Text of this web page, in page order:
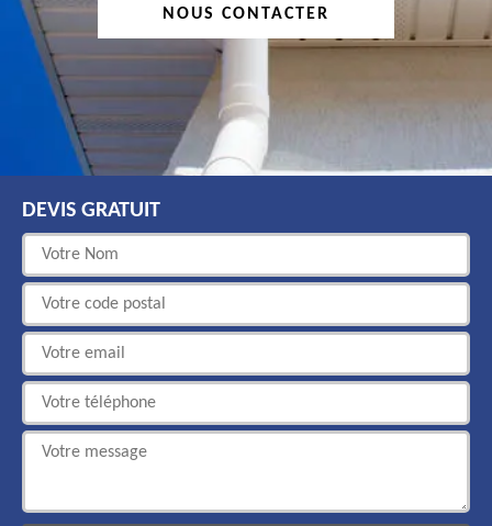
NOUS CONTACTER
DEVIS GRATUIT